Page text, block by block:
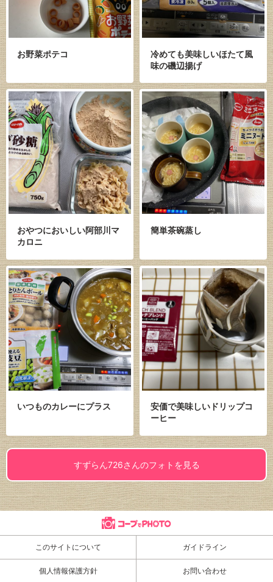
お野菜ポテコ
冷めても美味しいほたて風
味の磯辺揚げ
おやつにおいしい阿部川マ
カロニ
簡単茶碗蒸し
いつものカレーにプラス
安価で美味しいドリップコ
ーヒー
すずらん726さんのフォトを見る
このサイトについて ガイドライン
個人情報保護方針 お問い合わせ